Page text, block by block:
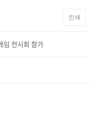
인쇄
임 전시회 참가